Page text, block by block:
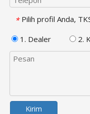
* Pilih profil Anda,
1. Dealer
2.
Kirim